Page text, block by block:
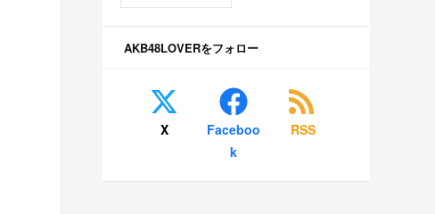
AKB48LOVERをフォロー
X
Faceboo
k
RSS